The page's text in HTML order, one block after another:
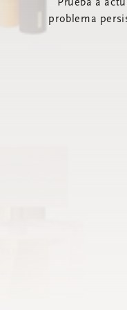
Prueba a
problema